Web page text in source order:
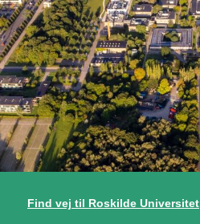
Find vej til Roskilde Universitet